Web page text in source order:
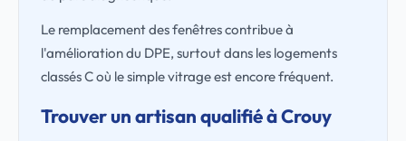
Le remplacement des fenêtres contribue à
l'amélioration du DPE, surtout dans les logements
classés C où le simple vitrage est encore fréquent.
Trouver un artisan qualifié à Crouy